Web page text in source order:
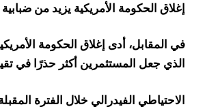
إغلاق الحكومة الأمريكية يزيد من
في المقابل، أدى إغلاق الحكومة
الذي جعل المستثمرين أكثر حذرًا في
الاحتياطي الفيدرالي خلال الفترة